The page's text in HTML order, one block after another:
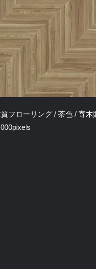
フローリング / 茶色 / 寄